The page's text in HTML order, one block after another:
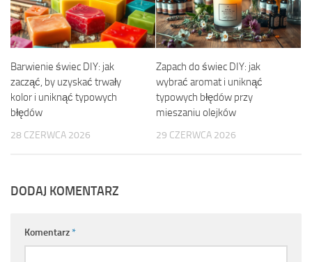
Barwienie świec DIY: jak
zacząć, by uzyskać trwały
kolor i uniknąć typowych
błędów
28 CZERWCA 2026
Zapach do świec DIY: jak
wybrać aromat i uniknąć
typowych błędów przy
mieszaniu olejków
29 CZERWCA 2026
DODAJ KOMENTARZ
Komentarz*